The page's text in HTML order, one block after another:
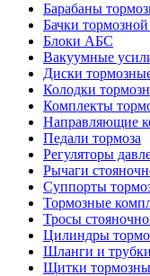
Барабаны
Бачки
Блоки АБС
Вакуумные
Диски
Колодки
Комплекты
Направляющие
Педали тормоза
Регуляторы
Рычаги
Суппорты
Тормозные
Тросы
Цилиндры
Шланги и
Щитки